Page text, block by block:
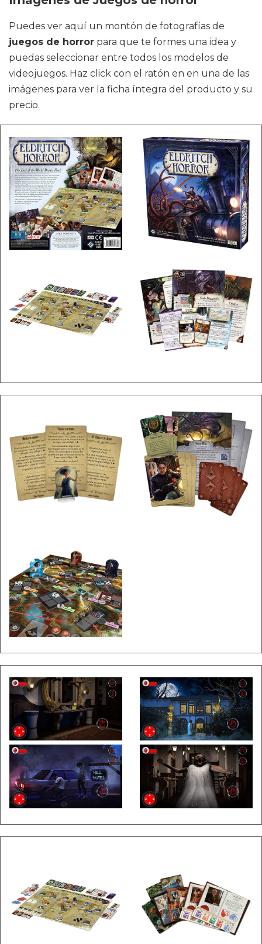
Puedes ver aquí un montón de fotografías de
juegos de horror para que te formes una idea y
puedas seleccionar entre todos los modelos de
videojuegos. Haz click con el ratón en en una de las
imágenes para ver la ficha íntegra del producto y su
precio.